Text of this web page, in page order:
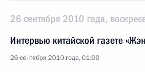
26 сентября 2010 года,
Интервью китайской газете
26 сентября 2010 года, 01:00